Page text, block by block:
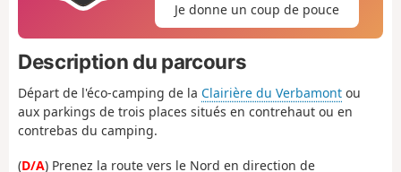
Je donne un coup de pouce
Description du parcours
Départ de l'éco-camping de la Clairière du Verbamont ou
aux parkings de trois places situés en contrehaut ou en
contrebas du camping.
(D/A) Prenez la route vers le Nord en direction de